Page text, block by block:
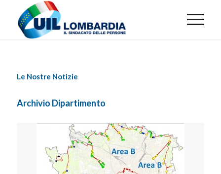
Le Nostre Notizie
Archivio Dipartimento